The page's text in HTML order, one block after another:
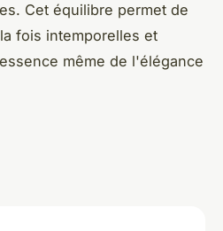
Cet équilibre permet de
fois intemporelles et
même de l'élégance